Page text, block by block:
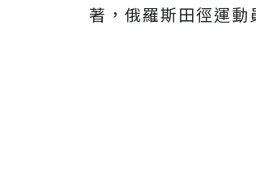
著，俄羅斯田徑運動